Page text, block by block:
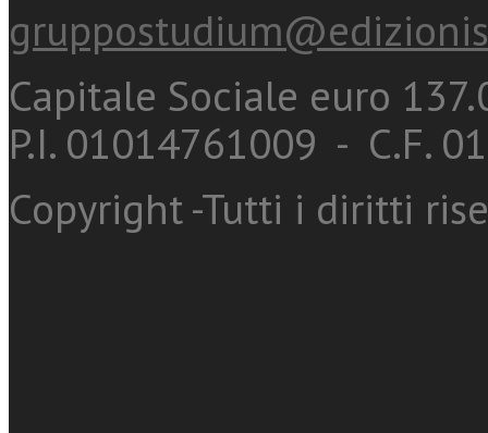
Capitale Sociale euro
P.I. 01014761009 - C.F.
Copyright -Tutti i diritti